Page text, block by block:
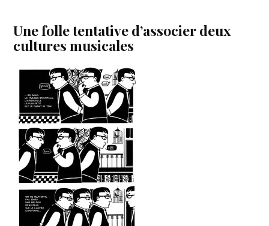
Une folle tentative d’associer deux
cultures musicales